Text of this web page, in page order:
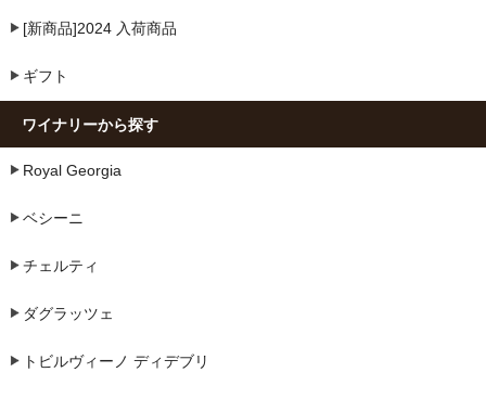
[新商品]2024 入荷商品
ギフト
ワイナリーから探す
Royal Georgia
ベシーニ
チェルティ
ダグラッツェ
トビルヴィーノ ディデブリ